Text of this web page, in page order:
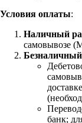
Условия оплаты:
Наличный
самовывозе
Безналичный
банк;